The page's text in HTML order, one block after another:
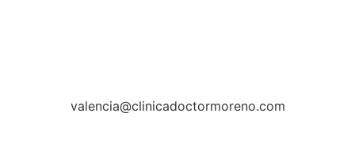
valencia@clinicadoctormoreno.com